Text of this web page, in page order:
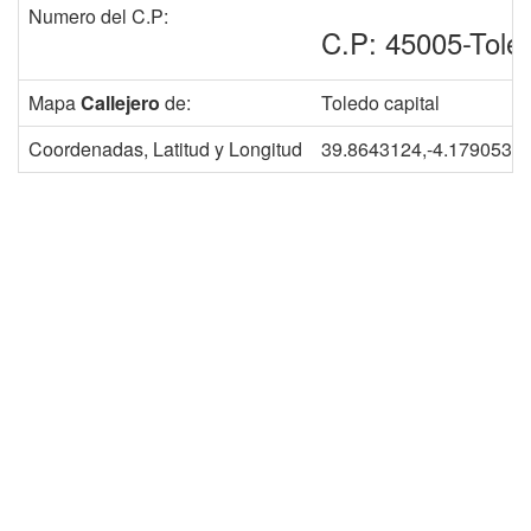
Numero del C.P:
C.P: 45005-
MapaCallejero de:
Toledo capital
Coordenadas, Latitud y Longitud
39.8643124,-4.1790532